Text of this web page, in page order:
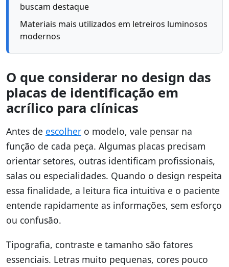
buscam destaque
Materiais mais utilizados em letreiros luminosos
modernos
O que considerar no design das
placas de identificação em
acrílico para clínicas
Antes de escolher o modelo, vale pensar na
função de cada peça. Algumas placas precisam
orientar setores, outras identificam profissionais,
salas ou especialidades. Quando o design respeita
essa finalidade, a leitura fica intuitiva e o paciente
entende rapidamente as informações, sem esforço
ou confusão.
Tipografia, contraste e tamanho são fatores
essenciais. Letras muito pequenas, cores pouco